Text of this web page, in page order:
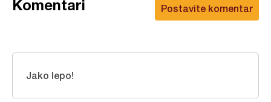
Postavite komentar
Komentari
Jako lepo!